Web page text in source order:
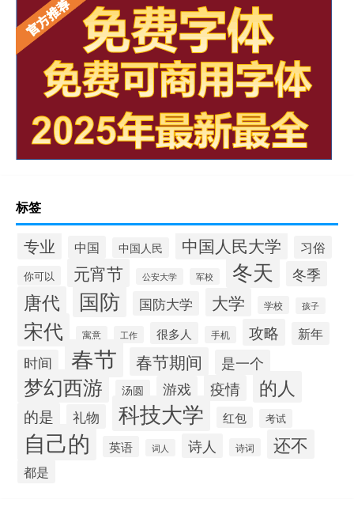
标签
专业 中国 中国人民 中国人民大学 习俗
你可以 元宵节 公安大学 军校 冬天 冬季
唐代 国防 国防大学 大学 学校 孩子
宋代 寓意 工作 很多人 手机 攻略 新年
时间 春节 春节期间 是一个
梦幻西游 汤圆 游戏 疫情 的人
的是 礼物 科技大学 红包 考试
自己的 英语 词人 诗人 诗词 还不
都是